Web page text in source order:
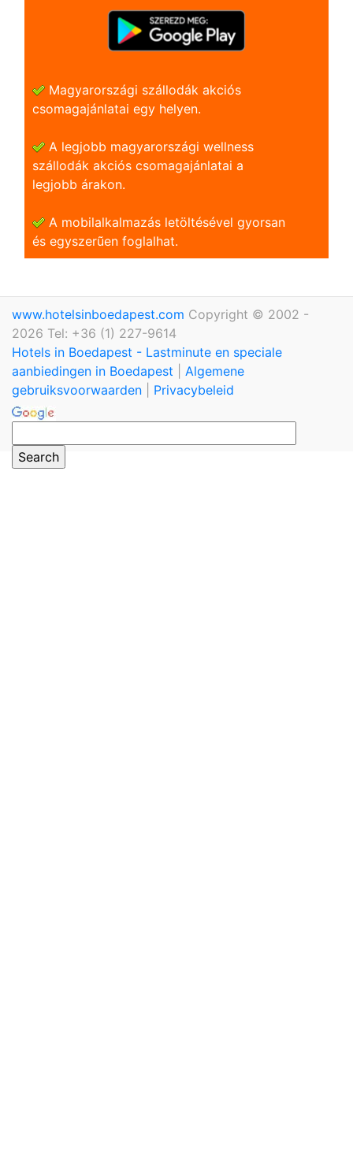
Magyarországi szállodák akciós
csomagajánlatai egy helyen.
A legjobb magyarországi wellness
szállodák akciós csomagajánlatai a
legjobb árakon.
A mobilalkalmazás letöltésével gyorsan
és egyszerũen foglalhat.
www.hotelsinboedapest.com Copyright © 2002 -
2026 Tel: +36 (1) 227-9614
Hotels in Boedapest - Lastminute en speciale
aanbiedingen in Boedapest
Algemene
gebruiksvoorwaarden
Privacybeleid